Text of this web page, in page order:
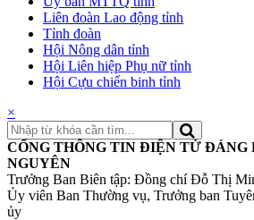
Liên đoàn Lao động tỉnh
Tỉnh đoàn
Hội Nông dân tỉnh
Hội Liên hiệp Phụ nữ tỉnh
Hội Cựu chiến binh tỉnh
×
CỔNG THÔNG TIN ĐIỆN TỬ ĐẢNG
NGUYÊN
Trưởng Ban Biên tập: Đồng chí Đỗ Thị
Ủy viên Ban Thường vụ, Trưởng ban
ủy